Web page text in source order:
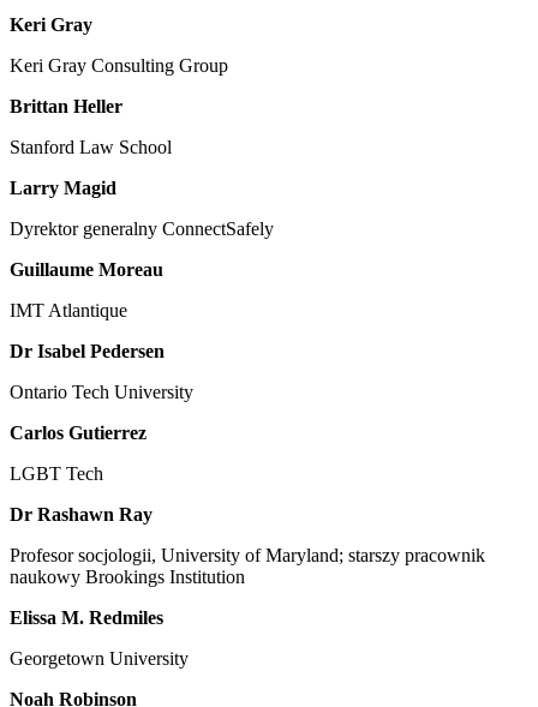
Keri Gray
Keri Gray Consulting Group
Brittan Heller
Stanford Law School
Larry Magid
Dyrektor generalny ConnectSafely
Guillaume Moreau
IMT Atlantique
Dr Isabel Pedersen
Ontario Tech University
Carlos Gutierrez
LGBT Tech
Dr Rashawn Ray
Profesor socjologii, University of Maryland; starszy pracownik
naukowy Brookings Institution
Elissa M. Redmiles
Georgetown University
Noah Robinson